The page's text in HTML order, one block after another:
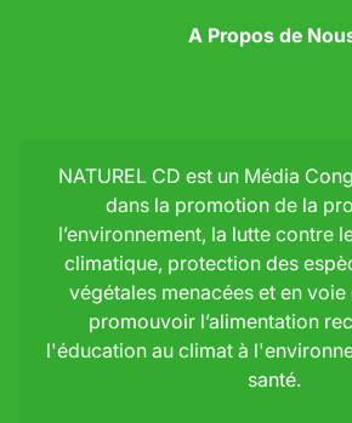
A Propos de
NATUREL CD est un Média
dans la promotion de la
l’environnement, la lutte contre
climatique, protection des
végétales menacées et en
promouvoir l’alimentation
l'éducation au climat à
santé.